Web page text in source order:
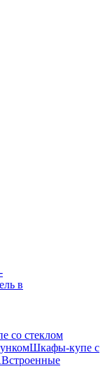
в
со стеклом
Шкафы-купе с
Встроенные